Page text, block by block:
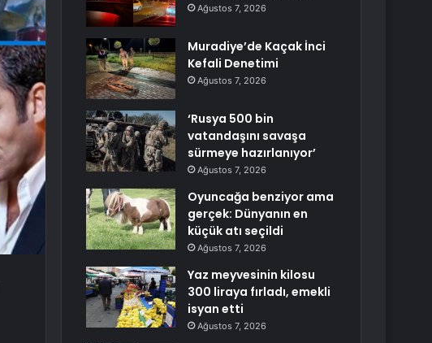
Ağustos 7, 2026
Muradiye’de Kaçak İnci
Kefali Denetimi
Ağustos 7, 2026
‘Rusya 500 bin
vatandaşını savaşa
sürmeye hazırlanıyor’
Ağustos 7, 2026
Oyuncağa benziyor ama
gerçek: Dünyanın en
küçük atı seçildi
Ağustos 7, 2026
Yaz meyvesinin kilosu
300 liraya fırladı, emekli
isyan etti
Ağustos 7, 2026